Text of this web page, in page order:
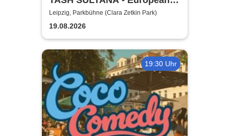
Tour 2026
Leipzig, Parkbühne (Clara Zetkin Park)
19.08.2026
19:30 Uhr